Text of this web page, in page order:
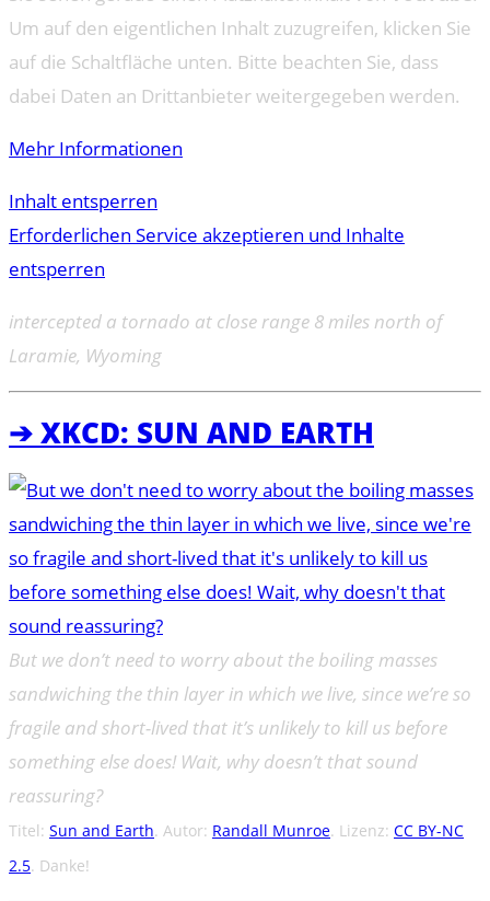
Um auf den eigentlichen Inhalt zuzugreifen, klicken Sie
auf die Schaltfläche unten. Bitte beachten Sie, dass
dabei Daten an Drittanbieter weitergegeben werden.
Mehr Informationen
Inhalt entsperren
Erforderlichen Service akzeptieren und Inhalte
entsperren
intercepted a tornado at close range 8 miles north of
Laramie, Wyoming
➔ XKCD: SUN AND EARTH
But we don’t need to worry about the boiling masses
sandwiching the thin layer in which we live, since we’re so
fragile and short-lived that it’s unlikely to kill us before
something else does! Wait, why doesn’t that sound
reassuring?
Titel: Sun and Earth. Autor: Randall Munroe. Lizenz: CC BY-NC
2.5. Danke!